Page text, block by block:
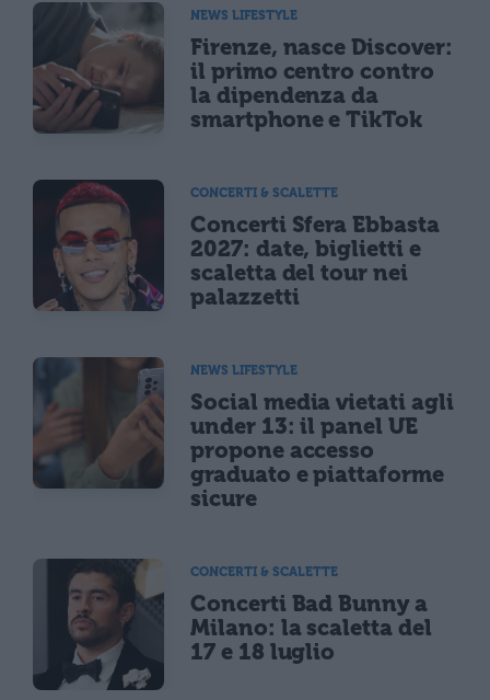
NEWS LIFESTYLE
Firenze, nasce Discover:
il primo centro contro
la dipendenza da
smartphone e TikTok
CONCERTI & SCALETTE
Concerti Sfera Ebbasta
2027: date, biglietti e
scaletta del tour nei
palazzetti
NEWS LIFESTYLE
Social media vietati agli
under 13: il panel UE
propone accesso
graduato e piattaforme
sicure
CONCERTI & SCALETTE
Concerti Bad Bunny a
Milano: la scaletta del
17 e 18 luglio